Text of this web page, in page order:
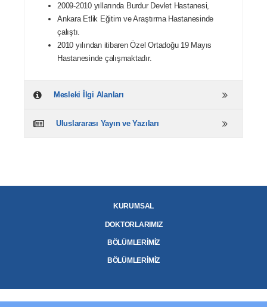
2009-2010 yıllarında Burdur Devlet Hastanesi,
Ankara Etlik Eğitim ve Araştırma Hastanesinde
çalıştı.
2010 yılından itibaren Özel Ortadoğu 19 Mayıs
Hastanesinde çalışmaktadır.
Mesleki İlgi Alanları
Uluslararası Yayın ve Yazıları
KURUMSAL
DOKTORLARIMIZ
BÖLÜMLERİMİZ
BÖLÜMLERİMİZ